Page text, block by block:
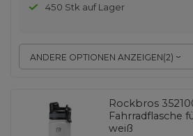
ANDERE OPTIONEN ANZEIGEN(2)
450 Stk auf Lager
Rockbros
Fahrradflasche
weiß